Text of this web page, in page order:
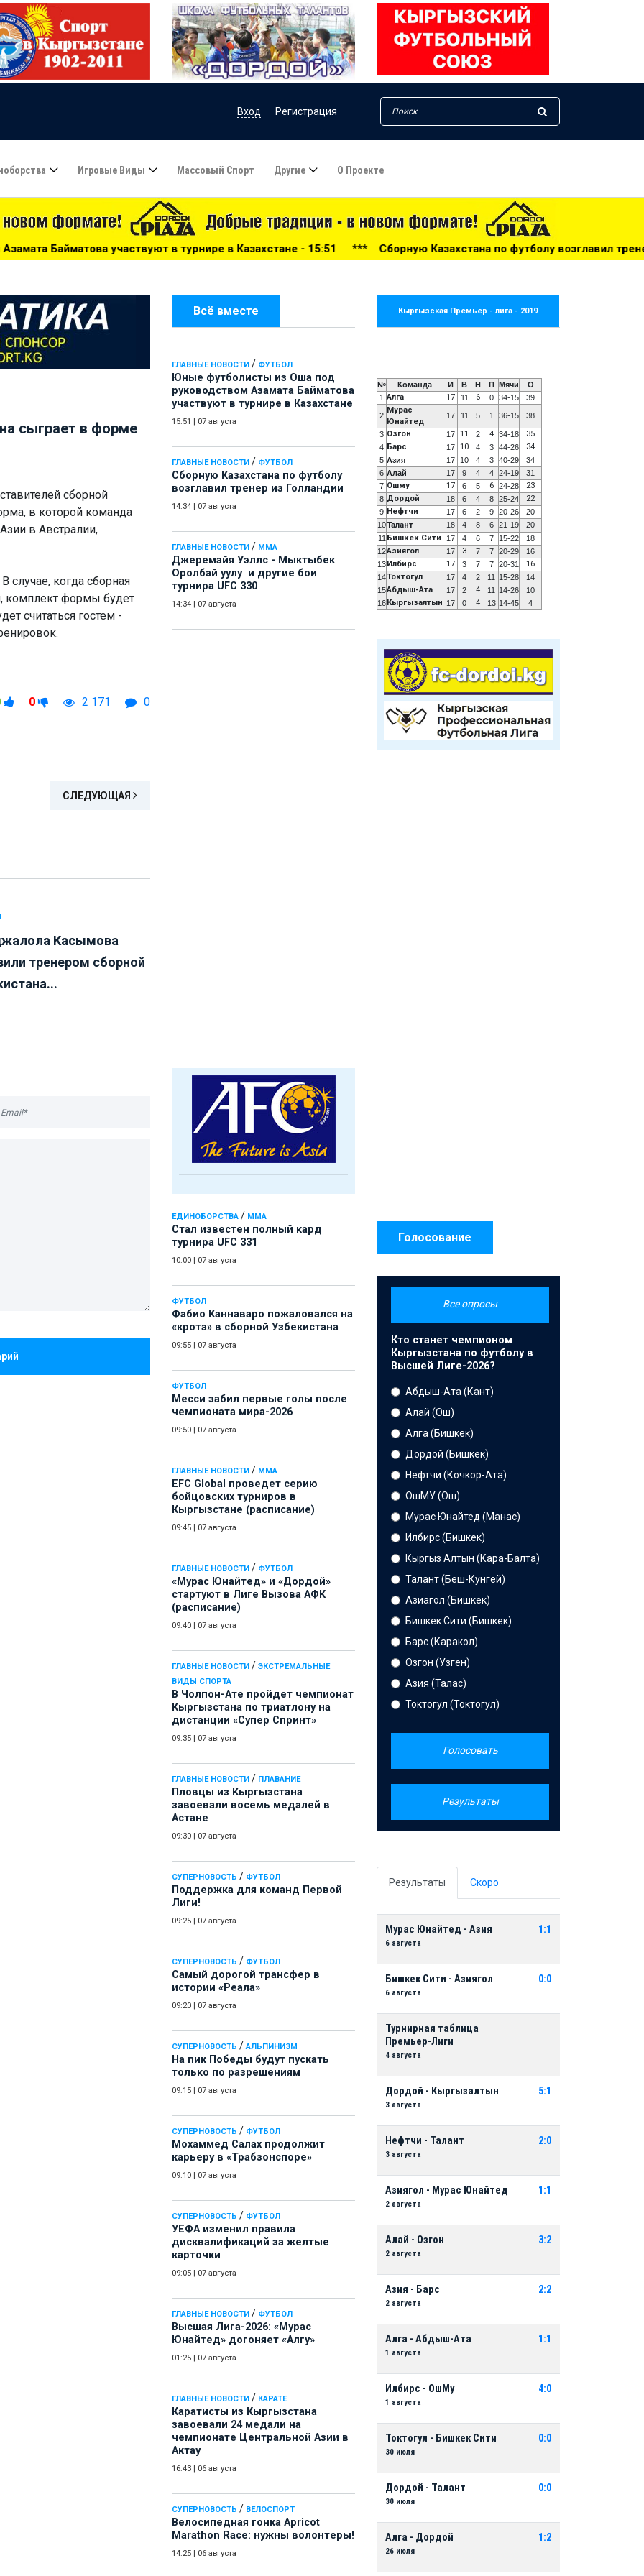
Вход Регистрация
Игровые Виды Массовый Спорт Другие О Проекте
в турнире в Казахстане - 15:51 ***Сборную Казахстана по футболу возглавил тренер из Голландии - 14:34
Всё вместе
ГЛАВНЫЕ НОВОСТИ / ФУТБОЛ
Юные футболисты из Оша под
руководством Азамата Байматова
участвуют в турнире в Казахстане
15:51 07 августа
ГЛАВНЫЕ НОВОСТИ / ФУТБОЛ
Сборную Казахстана по футболу
возглавил тренер из Голландии
14:34 07 августа
ГЛАВНЫЕ НОВОСТИ / ММА
Джеремайя Уэллс - Мыктыбек
Оролбай уулу и другие бои
турнира UFC 330
14:34 07 августа
ЕДИНОБОРСТВА / ММА
Стал известен полный кард
турнира UFC 331
10:00 07 августа
ФУТБОЛ
Фабио Каннаваро пожаловался на
«крота» в сборной Узбекистана
09:55 07 августа
ФУТБОЛ
Месси забил первые голы после
чемпионата мира-2026
09:50 07 августа
ГЛАВНЫЕ НОВОСТИ / ММА
EFC Global проведет серию
бойцовских турниров в
Кыргызстане (расписание)
09:45 07 августа
ГЛАВНЫЕ НОВОСТИ / ФУТБОЛ
«Мурас Юнайтед» и «Дордой»
стартуют в Лиге Вызова АФК
(расписание)
09:40 07 августа
ГЛАВНЫЕ НОВОСТИ / ЭКСТРЕМАЛЬНЫЕ
ВИДЫ СПОРТА
В Чолпон-Ате пройдет чемпионат
Кыргызстана по триатлону на
дистанции «Супер Спринт»
09:35 07 августа
ГЛАВНЫЕ НОВОСТИ / ПЛАВАНИЕ
Пловцы из Кыргызстана
завоевали восемь медалей в
Астане
09:30 07 августа
СУПЕРНОВОСТЬ / ФУТБОЛ
Поддержка для команд Первой
Лиги!
09:25 07 августа
СУПЕРНОВОСТЬ / ФУТБОЛ
Самый дорогой трансфер в
истории «Реала»
09:20 07 августа
СУПЕРНОВОСТЬ / АЛЬПИНИЗМ
На пик Победы будут пускать
только по разрешениям
09:15 07 августа
СУПЕРНОВОСТЬ / ФУТБОЛ
Мохаммед Салах продолжит
карьеру в «Трабзонспоре»
09:10 07 августа
СУПЕРНОВОСТЬ / ФУТБОЛ
УЕФА изменил правила
дисквалификаций за желтые
карточки
09:05 07 августа
ГЛАВНЫЕ НОВОСТИ / ФУТБОЛ
Высшая Лига-2026: «Мурас
Юнайтед» догоняет «Алгу»
01:25 07 августа
ГЛАВНЫЕ НОВОСТИ / КАРАТЕ
Каратисты из Кыргызстана
завоевали 24 медали на
чемпионате Центральной Азии в
Актау
16:43 06 августа
СУПЕРНОВОСТЬ / ВЕЛОСПОРТ
Велосипедная гонка Apricot
Marathon Race: нужны волонтеры!
14:25 06 августа
сыграет в форме
сборной
в которой команда
в Австралии,
случае, когда сборная
комплект формы будет
считаться гостем -
0 2 171 0
СЛЕДУЮЩАЯ
Касымова
тренером сборной
Кыргызская Премьер - лига - 2019
№ Команда И В Н П Мячи
О
1 Алга 17 11 6 0 34-15 39
2
Мурас
Юнайтед
17 11 5 1 36-15 38
3 Озгон 17 11 2 4 34-18 35
4 Барс 17 10 4 3 44-26 34
5 Азия 17 10 4 3 40-29
34
6 Алай 17 9 4 4 24-19
31
7 Ошму 17 6 5 6 24-28 23
8 Дордой 18 6 4 8 25-24 22
9 Нефтчи 17 6 2 9 20-26
20
10Талант 18 4 8 6 21-19
20
11 Бишкек Сити 17 4 6 7 15-22
18
12Азиягол 17 3 7 7 20-29
16
13 Илбирс 17 3 7 7 20-31 16
14Токтогул 17 4 2 11 15-28
14
15Абдыш-Ата 17 2 4 11 14-26
10
16 Кыргызалтын 17 0 4 13 14-45 4
Голосование
Все опросы
Кто станет чемпионом
Кыргызстана по футболу в
Высшей Лиге-2026?
Абдыш-Ата (Кант)
Алай (Ош)
Алга (Бишкек)
Дордой (Бишкек)
Нефтчи (Кочкор-Ата)
ОшМУ (Ош)
Мурас Юнайтед (Манас)
Илбирс (Бишкек)
Кыргыз Алтын (Кара-Балта)
Талант (Беш-Кунгей)
Азиагол (Бишкек)
Бишкек Сити (Бишкек)
Барс (Каракол)
Озгон (Узген)
Азия (Талас)
Токтогул (Токтогул)
Голосовать
Результаты
Результаты Скоро
Мурас Юнайтед - Азия
6 августа
1:1
Бишкек Сити - Азиягол
6 августа
0:0
Турнирная таблица
Премьер-Лиги
4 августа
Дордой - Кыргызалтын
3 августа
5:1
Нефтчи - Талант
3 августа
2:0
Азиягол - Мурас Юнайтед
2 августа
1:1
Алай - Озгон
2 августа
3:2
Азия - Барс
2 августа
2:2
Алга - Абдыш-Ата
1 августа
1:1
Илбирс - ОшМу
1 августа
4:0
Токтогул - Бишкек Сити
30 июля
0:0
Дордой - Талант
30 июля
0:0
Алга - Дордой
26 июля
1:2